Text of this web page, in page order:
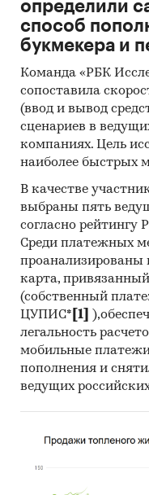
Отчет отражает
инвестиционной
Зерновые
определили
способ
букмекера и
Команда «РБК
сопоставила
(ввод и вывод
сценариев в
компаниях. Цель
наиболее быстрых
В качестве
выбраны пять
согласно
Среди платежных
проанализированы
карта,
(собственный
ЦУПИС* [1]
легальность
мобильные
пополнения и
ведущих